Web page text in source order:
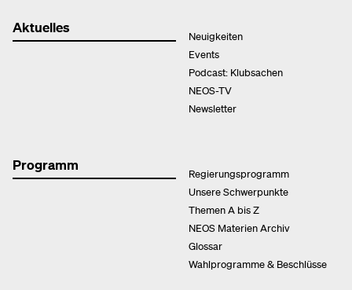
Aktuelles
Neuigkeiten
Events
Podcast: Klubsachen
NEOS-TV
Newsletter
Programm
Regierungsprogramm
Unsere Schwerpunkte
Themen A bis Z
NEOS Materien Archiv
Glossar
Wahlprogramme & Beschlüsse